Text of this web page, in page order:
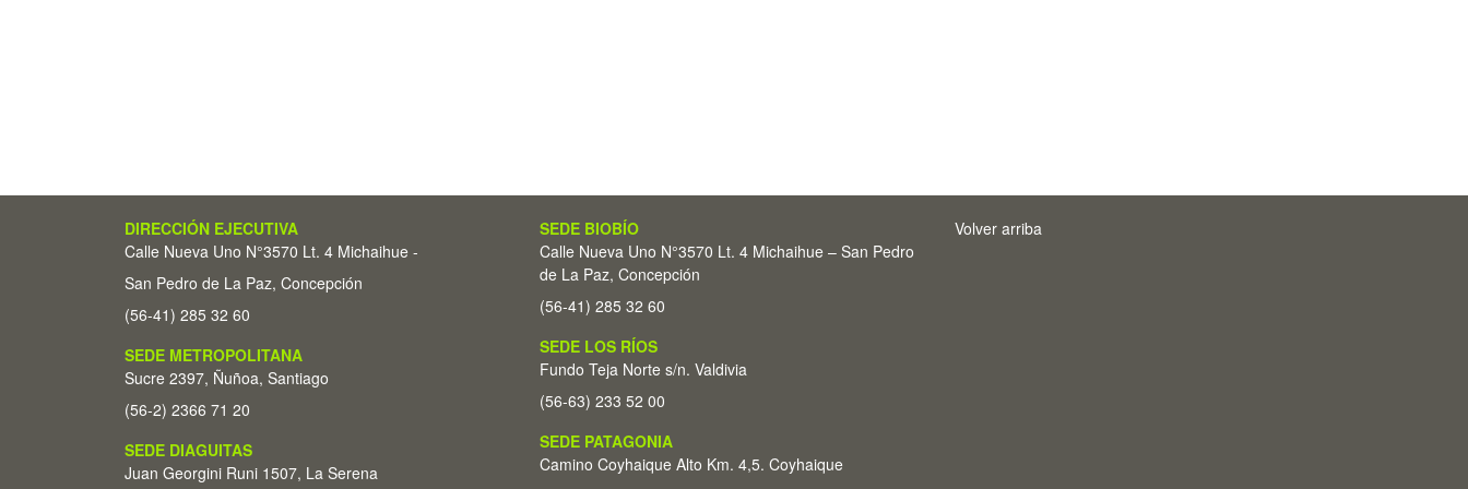
DIRECCIÓN EJECUTIVA
Calle Nueva Uno N°3570 Lt. 4 Michaihue -
San Pedro de La Paz, Concepción
(56-41) 285 32 60
SEDE METROPOLITANA
Sucre 2397, Ñuñoa, Santiago
(56-2) 2366 71 20
SEDE DIAGUITAS
Juan Georgini Runi 1507, La Serena
SEDE BIOBÍO
Calle Nueva Uno N°3570 Lt. 4 Michaihue – San Pedro
de La Paz, Concepción
(56-41) 285 32 60
SEDE LOS RÍOS
Fundo Teja Norte s/n. Valdivia
(56-63) 233 52 00
SEDE PATAGONIA
Camino Coyhaique Alto Km. 4,5. Coyhaique
Volver arriba